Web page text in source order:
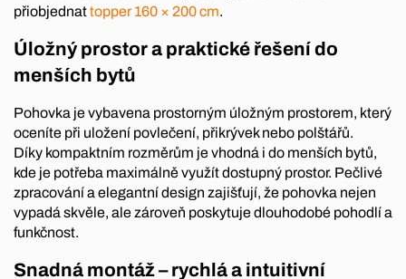
přiobjednattopper 160 × 200 cm.
Úložný prostor a praktické řešení do
menších bytů
Pohovka je vybavena prostorným úložným prostorem, který
oceníte při uložení povlečení, přikrývek nebo polštářů.
Díky kompaktním rozměrům je vhodná i do menších bytů,
kde je potřeba maximálně využít dostupný prostor. Pečlivé
zpracování a elegantní design zajišťují, že pohovka nejen
vypadá skvěle, ale zároveň poskytuje dlouhodobé pohodlí a
funkčnost.
Snadná montáž – rychlá a intuitivní